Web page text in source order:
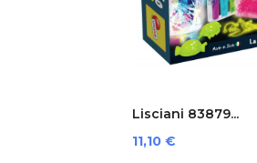
Lisciani 83879...
Preis
11,10 €